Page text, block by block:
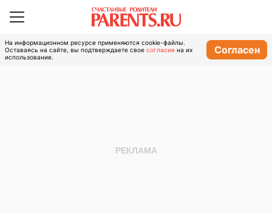
На информационном ресурсе применяются cookie-файлы.
Оставаясь на сайте, вы подтверждаете свое согласие на их
использование.
Согласен